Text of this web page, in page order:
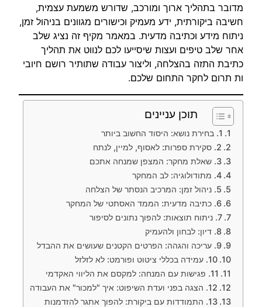
מדובר בתהליך ארוך ומורכב, שדורש משמעת עצמית,
חשיבה ביקורתית, ידע מעמיק וכישורים מגוונים בניהול זמן,
ניתוח מידע וכתיבה מדעית. במאמר מקיף זה נציג שלב
אחר שלב טיפים ועצות שיסייעו לכם לנווט את תהליך
כתיבת התזה בהצלחה, וליצור עבודה שתותיר רושם חיובי
ות תרום לחקר התחום שלכם.
תוכן עניינים
1. בחירת נושא: היסוד החשוב ביותר
2. סקירת ספרות: לאסוף, למיין, לנתח
3. שאלת מחקר: המצפן שמנחה אתכם
4. מתודולוגיה: לב המחקר
5. ניהול זמן: המרכיב הנסתר של הצלחה
6. כתיבה מדעית: הממד האסתטי של המחקר
7. ניתוח תוצאות: להפוך נתונים לסיפור
8. דיון: לבחון ולהעמיק
9. עריכה והגהה: הפרטים הקטנים שעושים את ההבדל
10. עמידה בכללי ציטוט ופורמט: לא לזלזל
11. פגישות עם המנחה: למקסם את הליווי האקדמי
12. הצגה בפני ועדת השיפוט: איך "למכור" את העבודה
13. התמודדות עם ביקורת: להפוך אתגר להזדמנות